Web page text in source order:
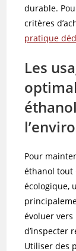
durable.
critères
pratique
Les
Pour
éthanol tout
écologique,
évoluer
d’inspecter
Utiliser des